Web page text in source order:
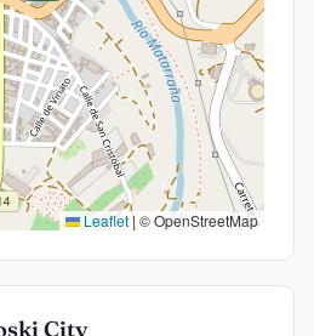
Leaflet| © OpenStreetMap
City